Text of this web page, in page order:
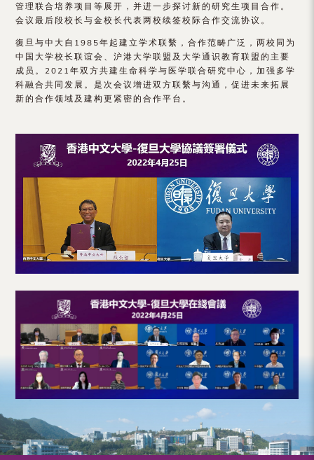
管理联合培养项目等展开，并进一步探讨新的研究生项目合作。
会议最后段校长与金校长代表两校续签校际合作交流协议。
復旦与中大自1985年起建立学术联繫，合作范畴广泛，两校同为
中国大学校长联谊会、沪港大学联盟及大学通识教育联盟的主要
成员。2021年双方共建生命科学与医学联合研究中心，加强多学
科融合共同发展。是次会议增进双方联繫与沟通，促进未来拓展
新的合作领域及建构更紧密的合作平台。